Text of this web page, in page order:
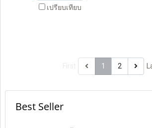
เปรียบเทียบ
1 2
Best Seller